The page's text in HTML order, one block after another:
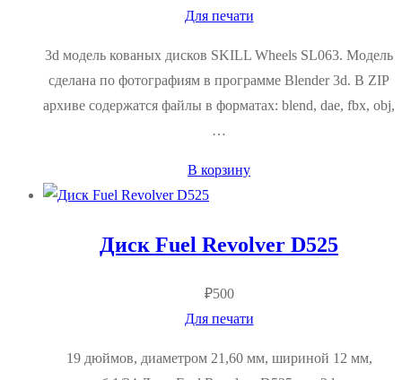
Для печати
3d модель кованых дисков SKILL Wheels SL063. Модель
сделана по фотографиям в программе Blender 3d. В ZIP
архиве содержатся файлы в форматах: blend, dae, fbx, obj,
…
В корзину
Диск Fuel Revolver D525
₽500
Для печати
19 дюймов, диаметром 21,60 мм, шириной 12 мм,